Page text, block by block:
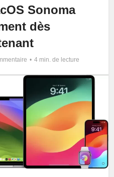
Sonoma
dès
4 min. de lecture